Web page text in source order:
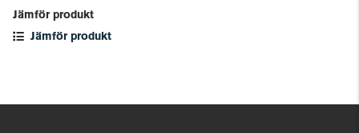
Jämför produkt
Jämför produkt